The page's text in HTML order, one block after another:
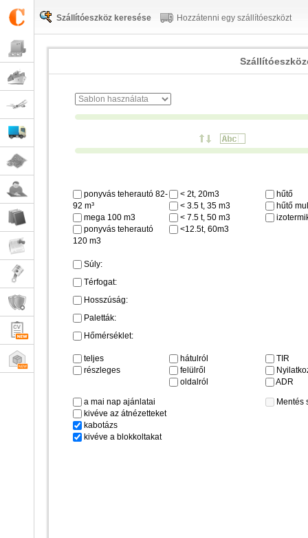
Szállítóeszköz keresése Hozzátenni egy szállítóeszközt
ponyvás teherautó 82-
92 m³
mega 100 m3
ponyvás teherautó
120 m3
< 2t, 20m3
< 3.5 t, 35 m3
< 7.5 t, 50 m3
<12.5t, 60m3
hűtő
hűtő
Súly:
Térfogat:
Hosszúság:
Paletták:
Hőmérséklet:
teljes
részleges
hátulról
felülről
oldalról
TIR
ADR
a mai nap ajánlatai
kivéve az átnézetteket
kabotázs
kivéve a blokkoltakat
Mentés